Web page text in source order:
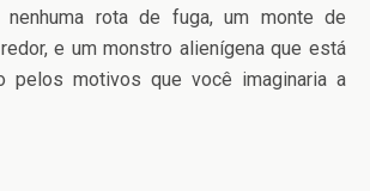
rota de fuga, um monte de
e um monstro alienígena que está
pelos motivos que você imaginaria a